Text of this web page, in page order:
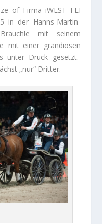
of Firma iWEST FEI
in der Hanns-Martin-
mit seinem
mit einer grandiosen
unter Druck gesetzt.
„nur“ Dritter.